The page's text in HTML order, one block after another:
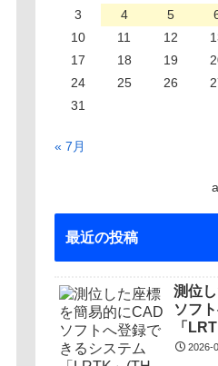
3
4 5
10
11 12
17
18 19
24
25 26
31
« 7月
最近の投稿
測位
ソフ
「
2026-